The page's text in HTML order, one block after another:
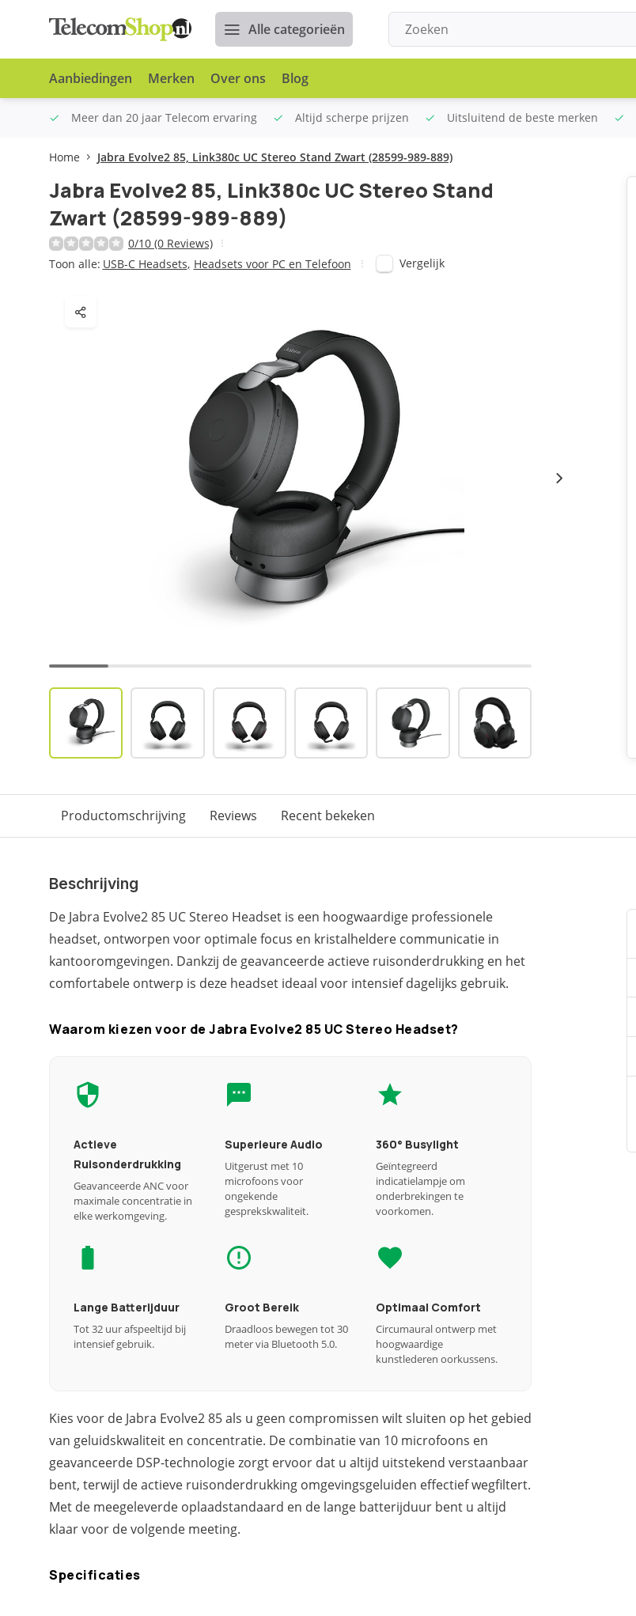
Alle categorieën
Aanbiedingen Merken Over ons Blog
Meer dan 20 jaar Telecom ervaring Altijd scherpe prijzen Uitsluitend de beste merken
Home Jabra Evolve2 85, Link380c UC Stereo Stand Zwart (28599-989-889)
Jabra Evolve2 85, Link380c UC Stereo Stand
Zwart (28599-989-889)
0/10 (0 Reviews)
Toon alle: USB-C Headsets, Headsets voor PC en Telefoon Vergelijk
Productomschrijving Reviews Recent bekeken
Beschrijving
De Jabra Evolve2 85 UC Stereo Headset is een hoogwaardige professionele
headset, ontworpen voor optimale focus en kristalheldere communicatie in
kantooromgevingen. Dankzij de geavanceerde actieve ruisonderdrukking en het
comfortabele ontwerp is deze headset ideaal voor intensief dagelijks gebruik.
Waarom kiezen voor de Jabra Evolve2 85 UC Stereo Headset?
Actieve
Ruisonderdrukking
Geavanceerde ANC voor
maximale concentratie in
elke werkomgeving.
Superieure Audio
Uitgerust met 10
microfoons voor
ongekende
gesprekskwaliteit.
360° Busylight
Geïntegreerd
indicatielampje om
onderbrekingen te
voorkomen.
Lange Batterijduur
Tot 32 uur afspeeltijd bij
intensief gebruik.
Groot Bereik
Draadloos bewegen tot 30
meter via Bluetooth 5.0.
Optimaal Comfort
Circumaural ontwerp met
hoogwaardige
kunstlederen oorkussens.
Kies voor de Jabra Evolve2 85 als u geen compromissen wilt sluiten op het gebied
van geluidskwaliteit en concentratie. De combinatie van 10 microfoons en
geavanceerde DSP-technologie zorgt ervoor dat u altijd uitstekend verstaanbaar
bent, terwijl de actieve ruisonderdrukking omgevingsgeluiden effectief wegfiltert.
Met de meegeleverde oplaadstandaard en de lange batterijduur bent u altijd
klaar voor de volgende meeting.
Specificaties